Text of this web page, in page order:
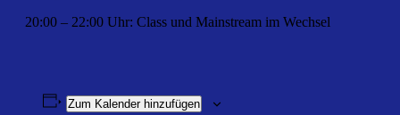
20:00 – 22:00 Uhr: Class und Mainstream im Wechsel
Zum Kalender hinzufügen